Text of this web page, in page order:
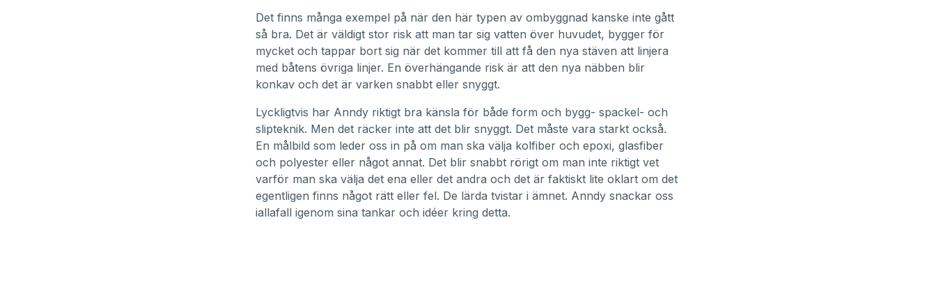
Det finns många exempel på när den här typen av ombyggnad kanske inte gått
så bra. Det är väldigt stor risk att man tar sig vatten över huvudet, bygger för
mycket och tappar bort sig när det kommer till att få den nya stäven att linjera
med båtens övriga linjer. En överhängande risk är att den nya näbben blir
konkav och det är varken snabbt eller snyggt.
Lyckligtvis har Anndy riktigt bra känsla för både form och bygg- spackel- och
slipteknik. Men det räcker inte att det blir snyggt. Det måste vara starkt också.
En målbild som leder oss in på om man ska välja kolfiber och epoxi, glasfiber
och polyester eller något annat. Det blir snabbt rörigt om man inte riktigt vet
varför man ska välja det ena eller det andra och det är faktiskt lite oklart om det
egentligen finns något rätt eller fel. De lärda tvistar i ämnet. Anndy snackar oss
iallafall igenom sina tankar och idéer kring detta.